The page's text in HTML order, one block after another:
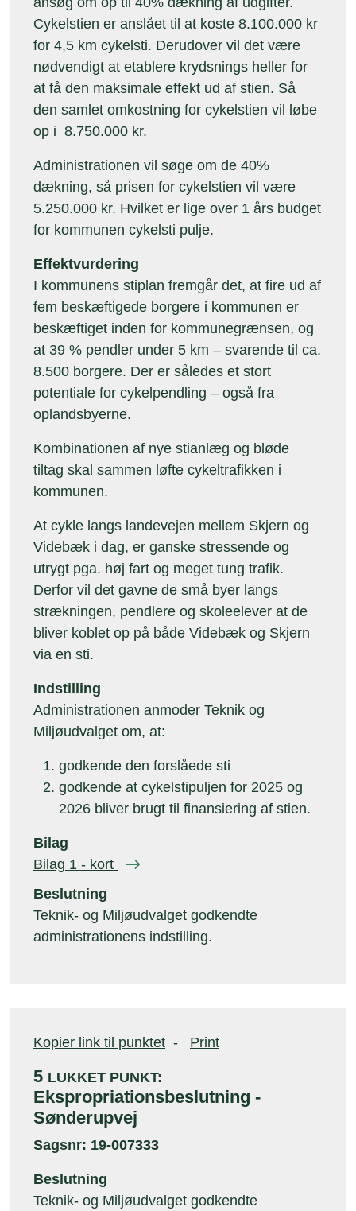
Cykelstien er anslået til at koste 8.100.000 kr
for 4,5 km cykelsti. Derudover vil det være
nødvendigt at etablere krydsnings heller for
at få den maksimale effekt ud af stien. Så
den samlet omkostning for cykelstien vil løbe
op i 8.750.000 kr.
Administrationen vil søge om de 40%
dækning, så prisen for cykelstien vil være
5.250.000 kr. Hvilket er lige over 1 års budget
for kommunen cykelsti pulje.
Effektvurdering
I kommunens stiplan fremgår det, at fire ud af
fem beskæftigede borgere i kommunen er
beskæftiget inden for kommunegrænsen, og
at 39 % pendler under 5 km – svarende til ca.
8.500 borgere. Der er således et stort
potentiale for cykelpendling – også fra
oplandsbyerne.
Kombinationen af nye stianlæg og bløde
tiltag skal sammen løfte cykeltrafikken i
kommunen.
At cykle langs landevejen mellem Skjern og
Videbæk i dag, er ganske stressende og
utrygt pga. høj fart og meget tung trafik.
Derfor vil det gavne de små byer langs
strækningen, pendlere og skoleelever at de
bliver koblet op på både Videbæk og Skjern
via en sti.
Indstilling
Administrationen anmoder Teknik og
Miljøudvalget om, at:
godkende den forslåede sti
godkende at cykelstipuljen for 2025 og
2026 bliver brugt til finansiering af stien.
Bilag
Bilag 1 - kort
Beslutning
Teknik- og Miljøudvalget godkendte
administrationens indstilling.
Kopier link til punktet - Print
5 LUKKET PUNKT:
Ekspropriationsbeslutning -
Sønderupvej
Sagsnr: 19-007333
Beslutning
Teknik- og Miljøudvalget godkendte